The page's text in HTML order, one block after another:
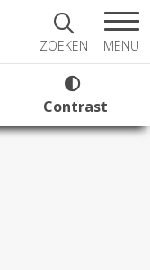
ZOEKEN MENU
Contrast